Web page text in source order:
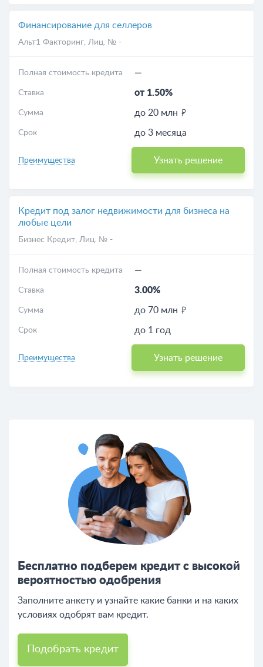
Финансирование для селлеров
Альт1 Факторинг, Лиц. № -
Полная стоимость кредита —
Ставка от 1.50%
Сумма до 20 млн
Срок до 3 месяца
Преимущества Узнать решение
Кредит под залог недвижимости для бизнеса на
любые цели
Бизнес Кредит, Лиц. № -
Полная стоимость кредита —
Ставка 3.00%
Сумма до 70 млн
Срок до 1 год
Преимущества Узнать решение
Бесплатно подберем кредит с высокой
вероятностью одобрения
Заполните анкету и узнайте какие банки и на каких
условиях одобрят вам кредит.
Подобрать кредит